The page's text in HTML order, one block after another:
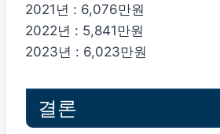
2021년 : 6,076만원
2022년 : 5,841만원
2023년 : 6,023만원
결론